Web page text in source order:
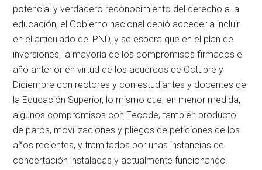
potencial y verdadero reconocimiento del derecho a la
educación, el Gobierno nacional debió acceder a incluir
en el articulado del PND, y se espera que en el plan de
inversiones, la mayoría de los compromisos firmados el
año anterior en virtud de los acuerdos de Octubre y
Diciembre con rectores y con estudiantes y docentes de
la Educación Superior, lo mismo que, en menor medida,
algunos compromisos con Fecode, también producto
de paros, movilizaciones y pliegos de peticiones de los
años recientes, y tramitados por unas instancias de
concertación instaladas y actualmente funcionando.